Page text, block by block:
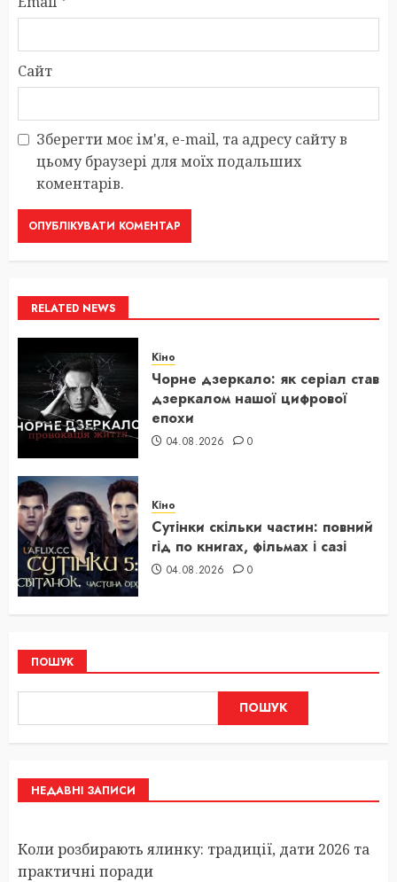
Сайт
Зберегти моє ім'я, e-mail, та адресу сайту в
цьому браузері для моїх подальших
коментарів.
RELATED NEWS
Кіно
Чорне дзеркало: як серіал став
дзеркалом нашої цифрової
епохи
04.08.2026 0
Кіно
Сутінки скільки частин: повний
гід по книгах, фільмах і сазі
04.08.2026 0
ПОШУК
ПОШУК
НЕДАВНІ ЗАПИСИ
Коли розбирають ялинку: традиції, дати 2026 та
практичні поради